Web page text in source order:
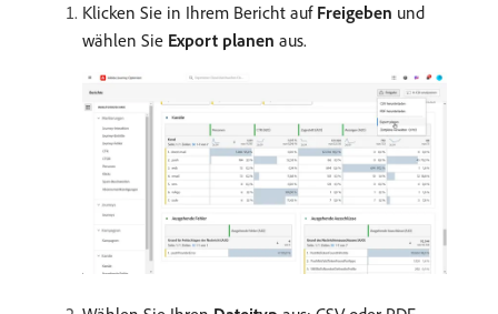
Klicken Sie in Ihrem Bericht auf Freigeben und
wählen Sie Export planen aus.